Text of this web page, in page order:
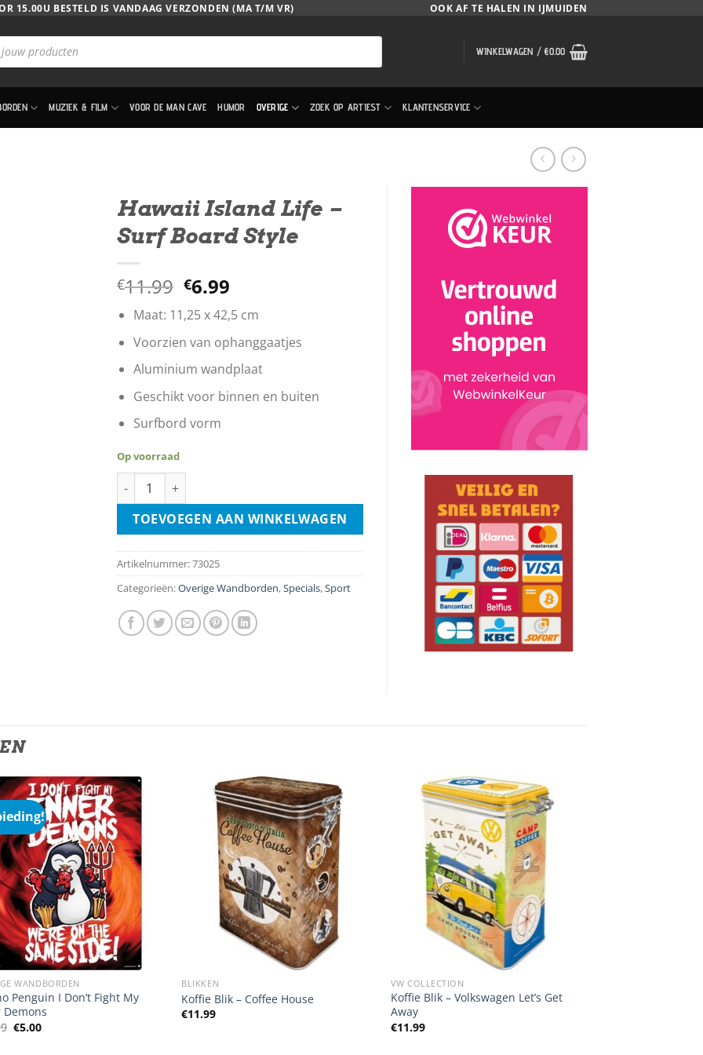
15.00U BESTELD IS VANDAAG VERZONDEN (MA T/M VR) OOK AF TE HALEN IN IJMUIDEN
WINKELWAGEN /€0.00
MUZIEK & FILM VOOR DE MAN CAVE HUMOR OVERIGE ZOEK OP ARTIEST KLANTENSERVICE
Hawaii Island Life –
Surf Board Style
€11.99 Oorspronkelijke
prijs
was:
€11.99.
€6.99
prijs
is:
€6.99.
Maat: 11,25 x 42,5 cm
Voorzien van ophanggaatjes
Aluminium wandplaat
Geschikt voor binnen en buiten
Surfbord vorm
Op voorraad
Hawaii Island Life - Surf Board Style aantal
TOEVOEGEN AAN WINKELWAGEN
Artikelnummer:73025
Categorieën:Overige Wandborden,Specials,Sport
WANDBORDEN
Penguin I Don’t Fight My
Oorspronkelijke
€5.00Huidige
BLIKKEN
Koffie Blik – Coffee House
€11.99
VW COLLECTION
Koffie Blik – Volkswagen Let’s Get
Away
€11.99